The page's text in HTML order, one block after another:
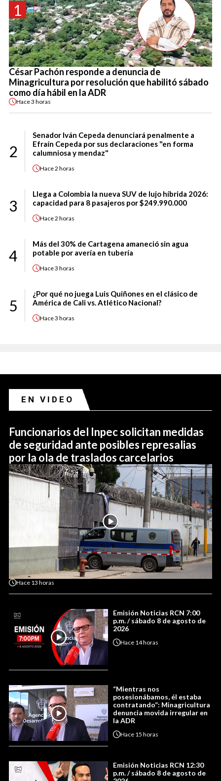
1
César Pachón responde a denuncia de
Minagricultura por resolución que habilitó sábado
como día hábil en la ADR
Hace3 horas
2
Senador Iván Cepeda denunciará penalmente a
Efraín Cepeda por sus declaraciones "en forma
calumniosa y mendaz"
Hace2 horas
3
Llega a Colombia la nueva SUV de lujo híbrida 2026:
capacidad para 8 pasajeros por $249.990.000
Hace2 horas
4
Más del 30% de Cartagena amaneció sin agua
potable por avería en tubería
Hace3 horas
5
¿Por qué no juega Luis Quiñones en el clásico de
América de Cali vs. Atlético Nacional?
Hace3 horas
EN VIDEO
Funcionarios del Inpec solicitan medidas
de seguridad ante posibles represalias
por la ola de traslados carcelarios
Hace 13 horas
Emisión Noticias RCN 7:00
p.m. / sábado 8 de agosto de
2026
Hace 14 horas
“Mientras nos
posesionábamos, él estaba
contratando”: Minagricultura
denuncia movida irregular en
la ADR
Hace 15 horas
Emisión Noticias RCN 12:30
p.m. / sábado 8 de agosto de